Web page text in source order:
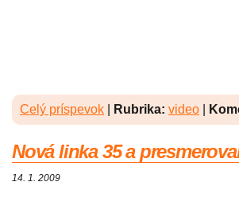
Celý príspevok Rubrika: video
Nová linka 35 a
14. 1. 2009